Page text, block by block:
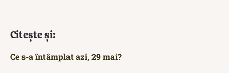
Citește și:
Ce s-a întâmplat azi, 29 mai?